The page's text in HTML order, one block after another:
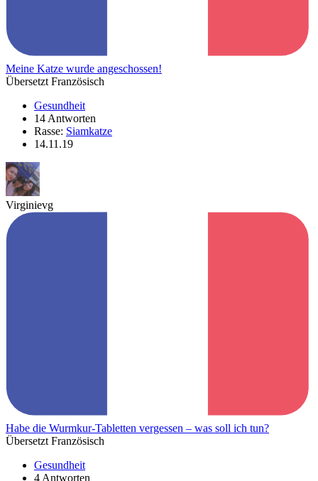
Meine Katze wurde angeschossen!
Übersetzt Französisch
Gesundheit
14 Antworten
Rasse: Siamkatze
14.11.19
Virginievg
Habe die Wurmkur-Tabletten vergessen – was soll ich tun?
Übersetzt Französisch
Gesundheit
4 Antworten